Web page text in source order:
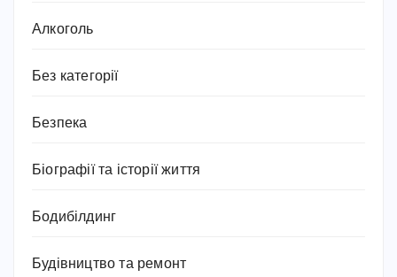
Алкоголь
Без категорії
Безпека
Біографії та історії життя
Бодибілдинг
Будівництво та ремонт